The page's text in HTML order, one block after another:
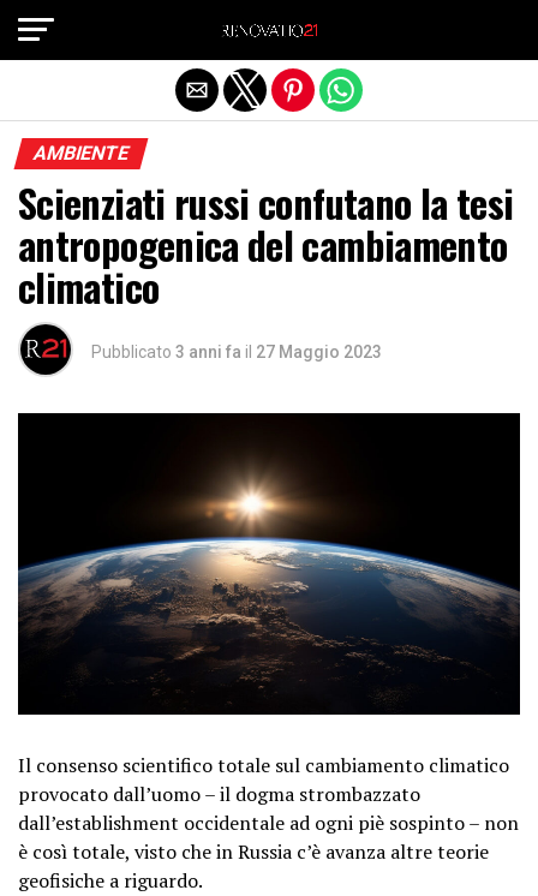
AMBIENTE
Scienziati russi confutano la tesi
antropogenica del cambiamento
climatico
Pubblicato 3 anni fa il 27 Maggio 2023
Il consenso scientifico totale sul cambiamento climatico
provocato dall’uomo – il dogma strombazzato
dall’establishment occidentale ad ogni piè sospinto – non
è così totale, visto che in Russia c’è avanza altre teorie
geofisiche a riguardo.
Exit mobile version